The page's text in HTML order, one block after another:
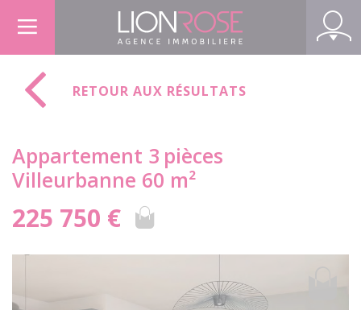
RETOUR AUX RÉSULTATS
Appartement 3 pièces
Villeurbanne 60 m²
225 750 €
Panneau de gestion des cookies